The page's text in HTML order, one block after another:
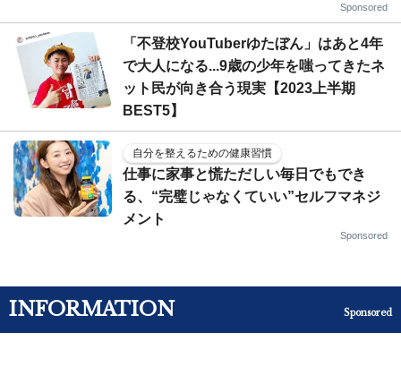
Sponsored
「不登校YouTuberゆたぼん」はあと4年
で大人になる...9歳の少年を嗤ってきたネ
ット民が向き合う現実【2023上半期
BEST5】
自分を整えるための健康習慣
仕事に家事と慌ただしい毎日でもでき
る、“完璧じゃなくていい”セルフマネジ
メント
Sponsored
INFORMATION Sponsored